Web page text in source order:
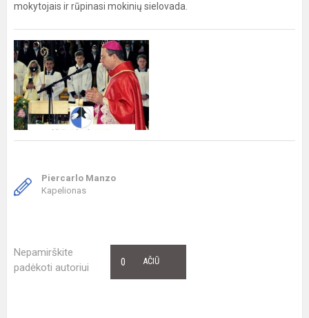
mokytojais ir rūpinasi mokinių sielovada.
Piercarlo Manzo
Kapelionas
Nepamirškite
padėkoti autoriui
AČIŪ
0